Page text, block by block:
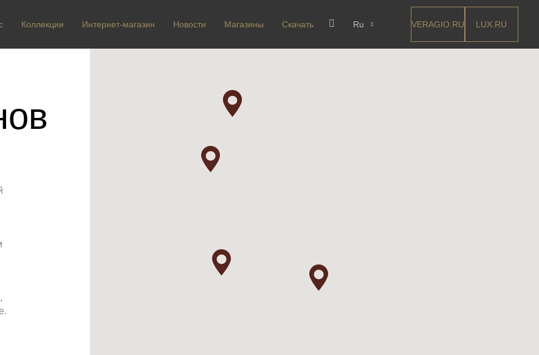
Коллекции Интернет-магазин Новости Магазины Скачать Ru VERAGIO.RU LUX.RU
,